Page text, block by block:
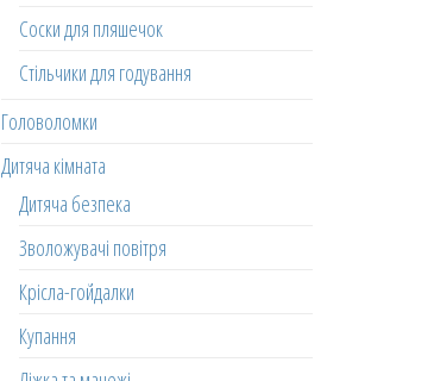
Соски для пляшечок
Стільчики для годування
Головоломки
Дитяча кімната
Дитяча безпека
Зволожувачі повітря
Крісла-гойдалки
Купання